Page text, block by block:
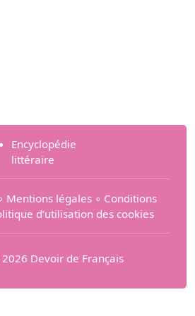
Encyclopédie
littéraire
Mentions légales ∘ Conditions
d’utilisation des cookies
Devoir de Français